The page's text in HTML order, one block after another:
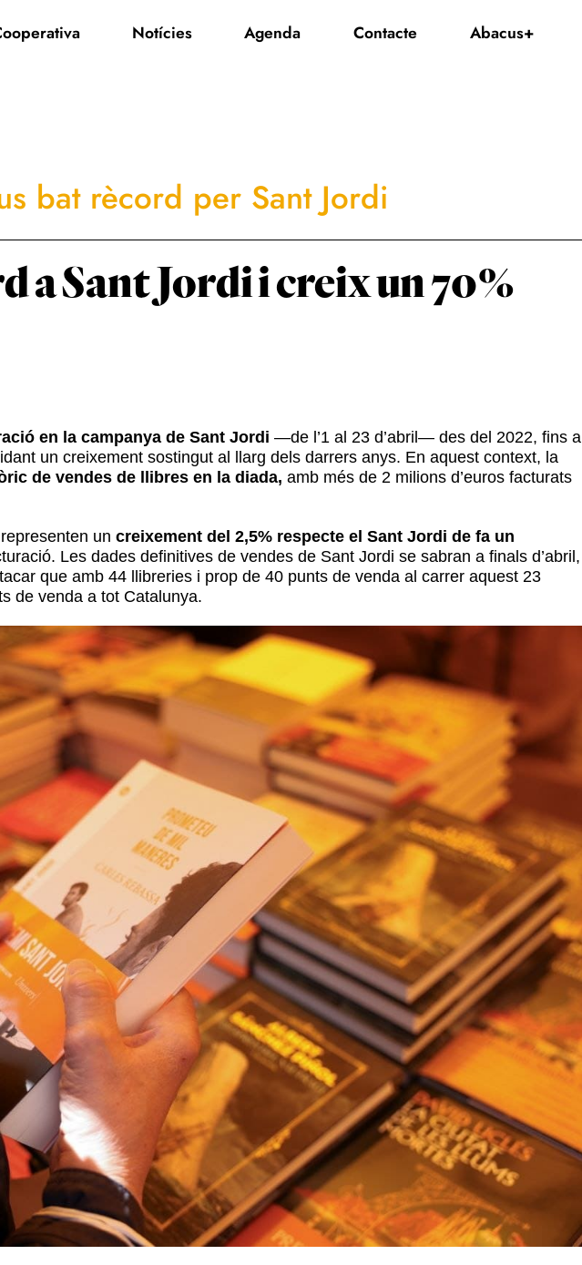
Notícies Agenda Contacte Abacus+
bat rècord per Sant Jordi
a Sant Jordi i creix un 70%
en la campanya de Sant Jordi —de l’1 al 23 d’abril— des del 2022, fins a
un creixement sostingut al llarg dels darrers anys. En aquest context, la
de vendes de llibres en la diada, amb més de 2 milions d’euros facturats
un creixement del 2,5% respecte el Sant Jordi de fa un
Les dades definitives de vendes de Sant Jordi se sabran a finals d’abril,
que amb 44 llibreries i prop de 40 punts de venda al carrer aquest 23
de venda a tot Catalunya.